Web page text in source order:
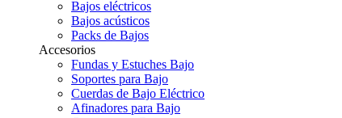
Bajos eléctricos
Bajos acústicos
Packs de Bajos
Accesorios
Fundas y Estuches Bajo
Soportes para Bajo
Cuerdas de Bajo Eléctrico
Afinadores para Bajo